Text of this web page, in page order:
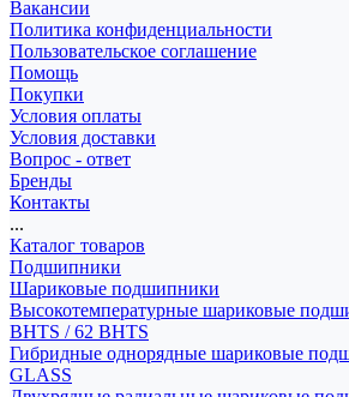
Вакансии
Политика конфиденциальности
Пользовательское соглашение
Помощь
Покупки
Условия оплаты
Условия доставки
Вопрос - ответ
Бренды
Контакты
...
Каталог товаров
Подшипники
Шариковые подшипники
Высокотемпературные шариковые
BHTS / 62 BHTS
Гибридные однорядные шариковые
GLASS